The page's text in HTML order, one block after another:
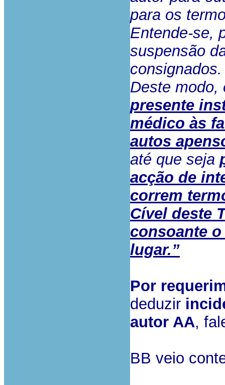
para os
Entende-se,
suspensão
consignados.
Deste
presente
médico às
autos
até que seja
acção de
correm
Cível deste
consoante
lugar.”
Por
deduzir
autor AA,
BB veio